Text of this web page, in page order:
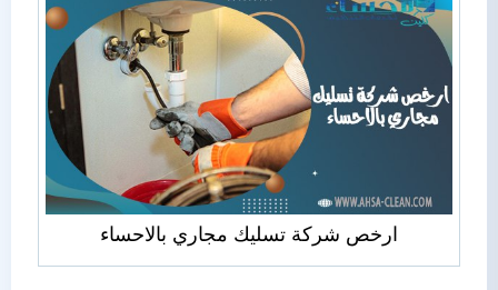
ارخص شركة تسليك مجاري بالاحساء